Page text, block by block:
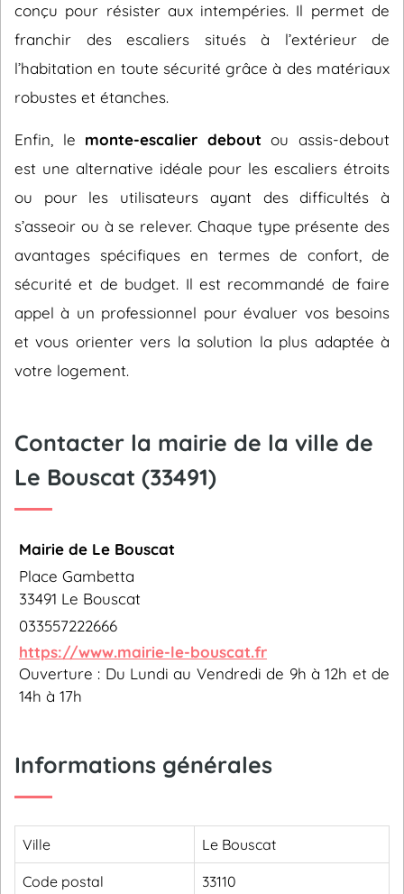
conçu pour résister aux intempéries. Il permet de
franchir des escaliers situés à l’extérieur de
l’habitation en toute sécurité grâce à des matériaux
robustes et étanches.
Enfin, le monte-escalier debout ou assis-debout
est une alternative idéale pour les escaliers étroits
ou pour les utilisateurs ayant des difficultés à
s’asseoir ou à se relever. Chaque type présente des
avantages spécifiques en termes de confort, de
sécurité et de budget. Il est recommandé de faire
appel à un professionnel pour évaluer vos besoins
et vous orienter vers la solution la plus adaptée à
votre logement.
Contacter la mairie de la ville de
Le Bouscat (33491)
Mairie de Le Bouscat
Place Gambetta
33491 Le Bouscat
033557222666
https://www.mairie-le-bouscat.fr
Ouverture : Du Lundi au Vendredi de 9h à 12h et de
14h à 17h
Informations générales
Ville Le Bouscat
Code postal 33110